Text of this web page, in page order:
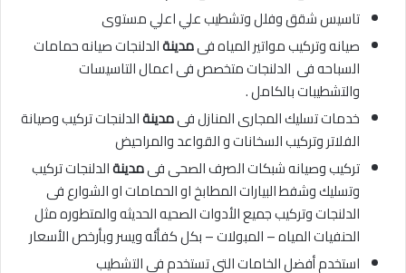
تاسيس شقق وفلل وتشطيب علي اعلي مستوى
صيانه وتركيب مواتير المياه فىمدينةالدلنجات صيانه حمامات
السباحه فى الدلنجات متخصص فى اعمال التاسيسات
والتشطيبات بالكامل .
خدمات تسليك المجارى المنازل فىمدينةالدلنجات تركيب وصيانة
الفلاتر وتركيب السخانات و القواعد والمراحيض
تركيب وصيانه شبكات الصرف الصحى فىمدينةالدلنجات تركيب
وتسليك وشفط البيارات المطابخ او الحمامات او الشوارع فى
الدلنجات وتركيب جميع الأدوات الصحيه الحديثه والمتطوره مثل
الحنفيات المياه – المبولات – بكل كفأئه ويسر وبأرخص الأسعار
استخدم أفضل الخامات التى تستخدم فى التشطيب